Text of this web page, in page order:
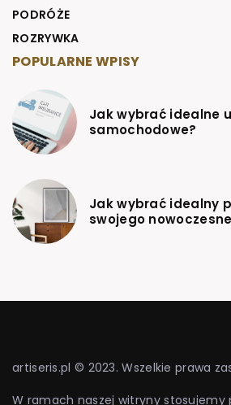
PODRÓŻE
ROZRYWKA
POPULARNE WPISY
Jak wybrać idealne
samochodowe?
Jak wybrać idealny
swojego
artiseris.pl © 2023. Wszelkie prawa
W ramach naszej witryny stosujemy